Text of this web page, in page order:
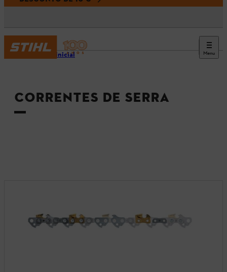
Menu
Página inicial
CORRENTES DE SERRA